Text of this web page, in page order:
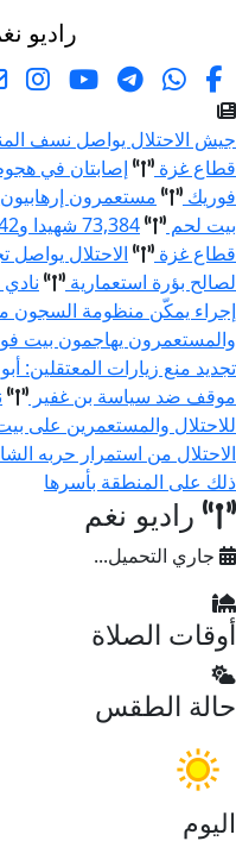
راديو
جيش الاحتلال يواصل نسف
قطاع غزة
إصابتان في
فوريك
مستعمرون
بيت لحم
قطاع غزة
الاحتلال
لصالح بؤرة استعمارية
إجراء يمكّن منظومة السجون
والمستعمرون يهاجمون بيت
تجديد منع زيارات المعتقلين:
موقف ضد سياسة بن غفير
للاحتلال والمستعمرين على
الاحتلال من استمرار حربه
ذلك على المنطقة بأسرها
راديو نغم
جاري التحميل...
أوقات الصلاة
حالة الطقس
اليوم